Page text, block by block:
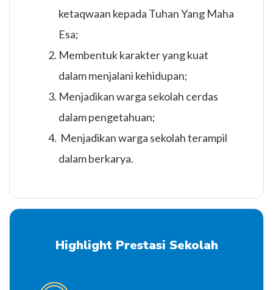
ketaqwaan kepada Tuhan Yang Maha
Esa;
Membentuk karakter yang kuat
dalam menjalani kehidupan;
Menjadikan warga sekolah cerdas
dalam pengetahuan;
Menjadikan warga sekolah terampil
dalam berkarya.
Highlight Prestasi Sekolah